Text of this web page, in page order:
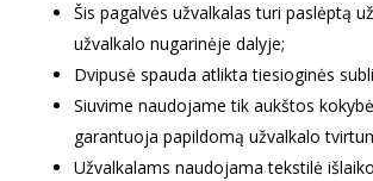
Šis pagalvės užvalkalas turi paslėptą
užvalkalo nugarinėje dalyje;
Dvipusė spauda atlikta tiesioginės
Siuvime naudojame tik aukštos
garantuoja papildomą užvalkalo
Užvalkalams naudojama tekstilė